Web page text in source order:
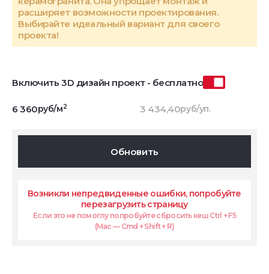
расширяет возможности проектирования.
Выбирайте идеальный вариант для своего
проекта!
Включить 3D дизайн проект - бесплатно
6 360руб/м2 3 434,40руб/уп.
Обновить
Возникли непредвиденные ошибки, попробуйте
перезагрузить страницу
Если это не помоглу попробуйте сбросить кеш Ctrl + F5
(Mac — Cmd + Shift + R)